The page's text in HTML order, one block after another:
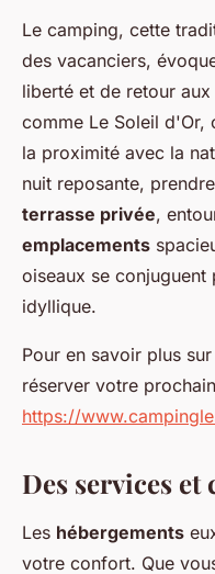
Le camping, cette
des vacanciers,
liberté et de retour
comme Le Soleil d'Or,
la proximité avec la
nuit reposante,
terrasse privée,
emplacements
oiseaux se
idyllique.
Pour en savoir plus
réserver votre
https://
Des services
Les hébergements
votre confort. Que